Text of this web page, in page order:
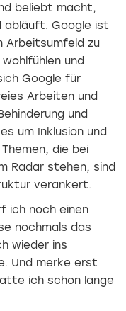
beliebt macht,
abläuft. Google ist
Arbeitsumfeld zu
und
Google für
Arbeiten und
und
um Inklusion und
die bei
Radar stehen, sind
verankert.
ich noch einen
nochmals das
wieder ins
Und merke erst
ich schon lange